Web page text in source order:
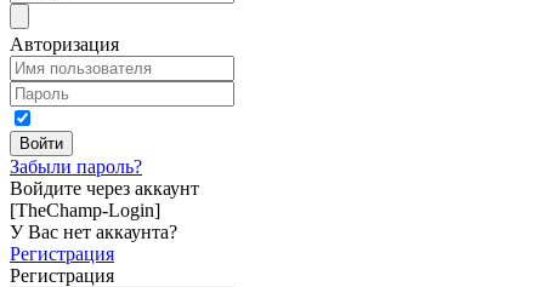
Авторизация
Забыли пароль?
Войдите через аккаунт
[TheChamp-Login]
У Вас нет аккаунта?
Регистрация
Регистрация